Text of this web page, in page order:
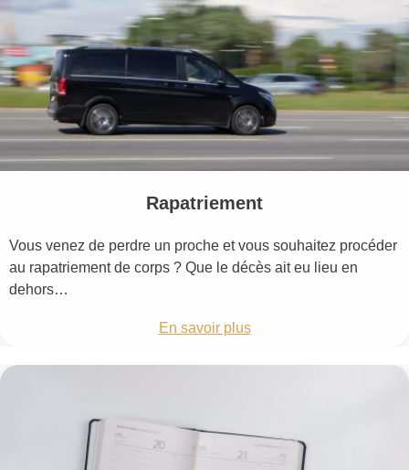
Rapatriement
Vous venez de perdre un proche et vous souhaitez procéder
au rapatriement de corps ? Que le décès ait eu lieu en
dehors…
En savoir plus